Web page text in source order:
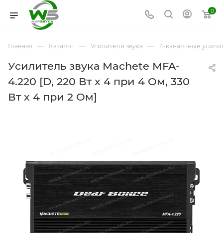
0
Главная — Каталог — Усилители звука — 4-канальные
Усилитель звука Machete MFA-
4.220 [D, 220 Вт x 4 при 4 Ом, 330
Вт x 4 при 2 Ом]